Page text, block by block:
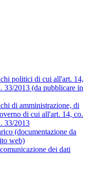
politici di cui all'art. 14,
33/2013 (da pubblicare in
di amministrazione, di
di cui all'art. 14, co.
33/2013
(documentazione da
web)
dei dati